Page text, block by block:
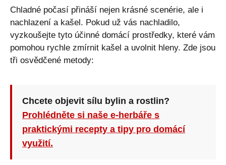
Chladné počasí přináší nejen krásné scenérie, ale i
nachlazení a kašel. Pokud už vás nachladilo,
vyzkoušejte tyto účinné domácí prostředky, které vám
pomohou rychle zmírnit kašel a uvolnit hleny. Zde jsou
tři osvědčené metody:
Chcete objevit sílu bylin a rostlin?
Prohlédněte si naše e-herbáře s
praktickými recepty a tipy pro domácí
využití.